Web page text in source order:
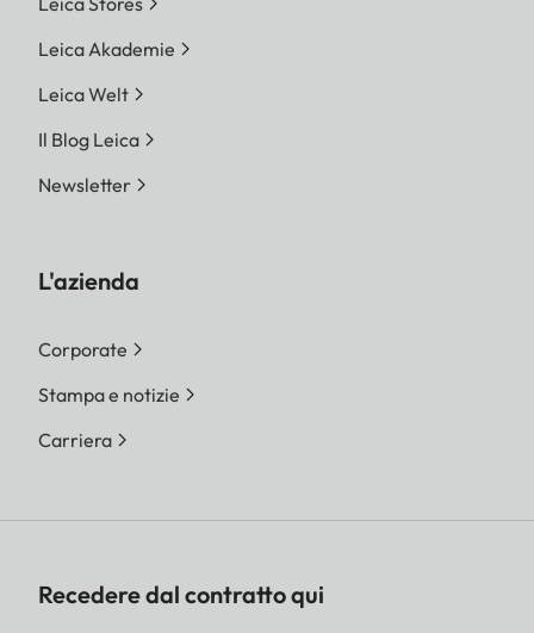
Leica Akademie
Leica Welt
Il Blog Leica
Newsletter
L'azienda
Corporate
Stampa e notizie
Carriera
Recedere dal contratto qui